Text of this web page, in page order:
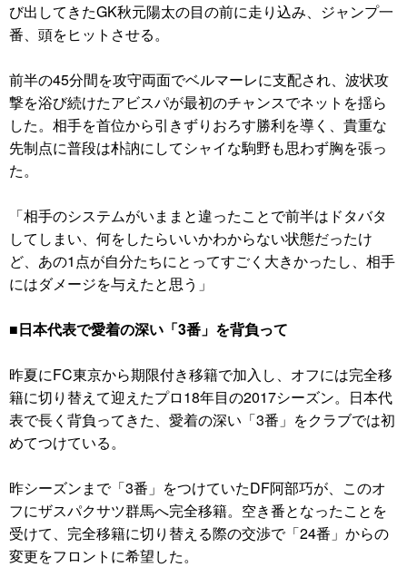
び出してきたGK秋元陽太の目の前に走り込み、ジャンプ一
番、頭をヒットさせる。
前半の45分間を攻守両面でベルマーレに支配され、波状攻
撃を浴び続けたアビスパが最初のチャンスでネットを揺ら
した。相手を首位から引きずりおろす勝利を導く、貴重な
先制点に普段は朴訥にしてシャイな駒野も思わず胸を張っ
た。
「相手のシステムがいままと違ったことで前半はドタバタ
してしまい、何をしたらいいかわからない状態だったけ
ど、あの1点が自分たちにとってすごく大きかったし、相手
にはダメージを与えたと思う」
■日本代表で愛着の深い「3番」を背負って
昨夏にFC東京から期限付き移籍で加入し、オフには完全移
籍に切り替えて迎えたプロ18年目の2017シーズン。日本代
表で長く背負ってきた、愛着の深い「3番」をクラブでは初
めてつけている。
昨シーズンまで「3番」をつけていたDF阿部巧が、このオ
フにザスパクサツ群馬へ完全移籍。空き番となったことを
受けて、完全移籍に切り替える際の交渉で「24番」からの
変更をフロントに希望した。